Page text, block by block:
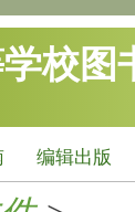
校图
编辑出版